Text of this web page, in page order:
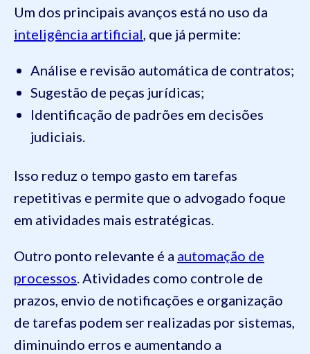
Um dos principais avanços está no uso da
inteligência artificial, que já permite:
Análise e revisão automática de contratos;
Sugestão de peças jurídicas;
Identificação de padrões em decisões
judiciais.
Isso reduz o tempo gasto em tarefas
repetitivas e permite que o advogado foque
em atividades mais estratégicas.
Outro ponto relevante é a automação de
processos. Atividades como controle de
prazos, envio de notificações e organização
de tarefas podem ser realizadas por sistemas,
diminuindo erros e aumentando a